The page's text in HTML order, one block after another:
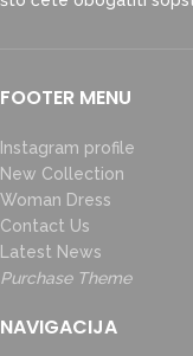
FOOTER MENU
Instagram profile
New Collection
Woman Dress
Contact Us
Latest News
Purchase Theme
NAVIGACIJA